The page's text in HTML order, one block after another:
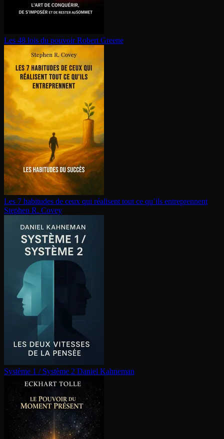
Les 48 lois du pouvoir Robert Greene
Les 7 habitudes de ceux qui réalisent tout ce qu’ils en­tre­prennent
Stephen R. Covey
Système 1 / Système 2 Daniel Kahneman